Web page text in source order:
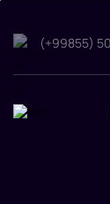
So'nggi
xavfli
topshiriqlarni
(+99855)